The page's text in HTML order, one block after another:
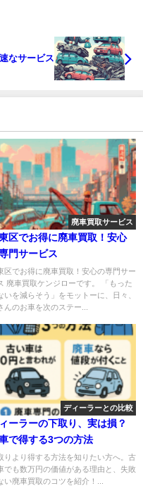
なサービス
廃車買取サービス
区でお得に廃車買取！安心
門サービス
区でお得に廃車買取！安心の専門サー
廃車買取ケンジローです。 「もった
いを減らそう」をモットーに、日々、
んのお車を次のステー...
ディーラーとの比較
ーラーの下取り、実は損？
で得する3つの方法
りより得する方法を知りたい方へ。古
でも数万円の価値がある理由と、失敗
い廃車買取のコツを紹介！...